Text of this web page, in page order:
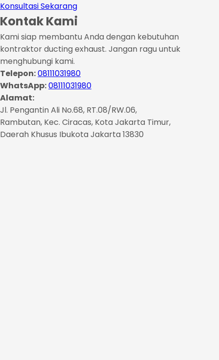
Konsultasi Sekarang
Kontak Kami
Kami siap membantu Anda dengan kebutuhan
kontraktor ducting exhaust. Jangan ragu untuk
menghubungi kami.
Telepon:08111031980
WhatsApp:08111031980
Alamat:
Jl. Pengantin Ali No.68, RT.08/RW.06,
Rambutan, Kec. Ciracas, Kota Jakarta Timur,
Daerah Khusus Ibukota Jakarta 13830